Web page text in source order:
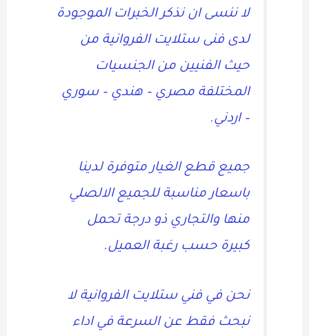
لا ننسى ان نذكر الخبرات الموجودة
لدى فنى ستلايت الفروانية من
حيث الفنيين من الجنسيات
المختلفة مصري – هندي – سوري
– اردني.
جميع قطع الغيار متوفرة لدينا
باسعار مناسبة للجميع الالصلي
منها والتجاري ذو درجة تحمل
كبيرة حسب رغبة العميل.
نحن في فني ستلايت الفروانية لا
نبحث فقط عن السرعة في اداء